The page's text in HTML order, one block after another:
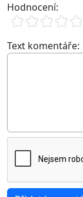
Hodnocení:
Text komentáře: